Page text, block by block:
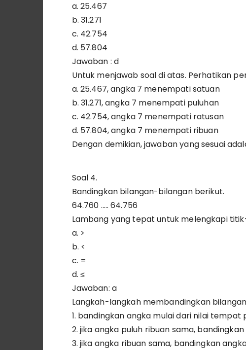
a. 25.467
b. 31.271
c. 42.754
d. 57.804
Jawaban : d
Untuk menjawab soal di atas. Perhatikan
a. 25.467, angka 7 menempati satuan
b. 31.271, angka 7 menempati puluhan
c. 42.754, angka 7 menempati ratusan
d. 57.804, angka 7 menempati ribuan
Dengan demikian, jawaban yang sesuai
Soal 4.
Bandingkan bilangan-bilangan berikut.
64.760 ….. 64.756
Lambang yang tepat untuk melengkapi
a. >
b. <
c. =
d. ≤
Jawaban: a
Langkah-langkah membandingkan
1. bandingkan angka mulai dari nilai tempat
2. jika angka puluh ribuan sama,
3. jika angka ribuan sama, bandingkan